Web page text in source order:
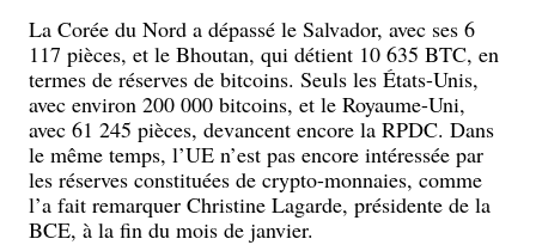
La Corée du Nord a dépassé le Salvador, avec ses 6
117 pièces, et le Bhoutan, qui détient 10 635 BTC, en
termes de réserves de bitcoins. Seuls les États-Unis,
avec environ 200 000 bitcoins, et le Royaume-Uni,
avec 61 245 pièces, devancent encore la RPDC. Dans
le même temps, l’UE n’est pas encore intéressée par
les réserves constituées de crypto-monnaies, comme
l’a fait remarquer Christine Lagarde, présidente de la
BCE, à la fin du mois de janvier.